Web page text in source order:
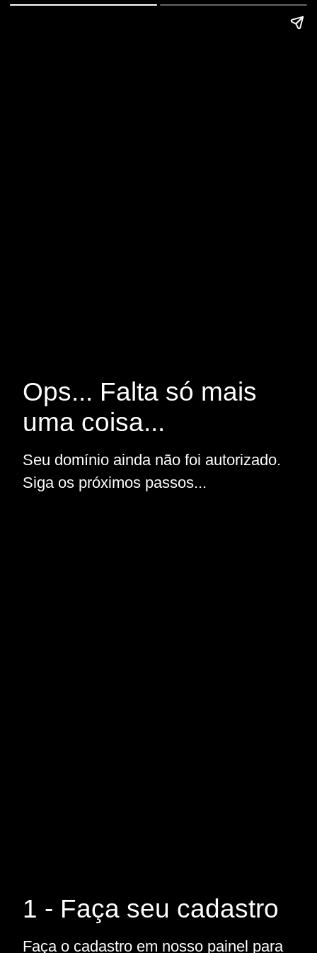
Ops... Falta só mais
uma coisa...
Seu domínio ainda não foi autorizado.
Siga os próximos passos...
1 - Faça seu cadastro
Faça o cadastro em nosso painel para